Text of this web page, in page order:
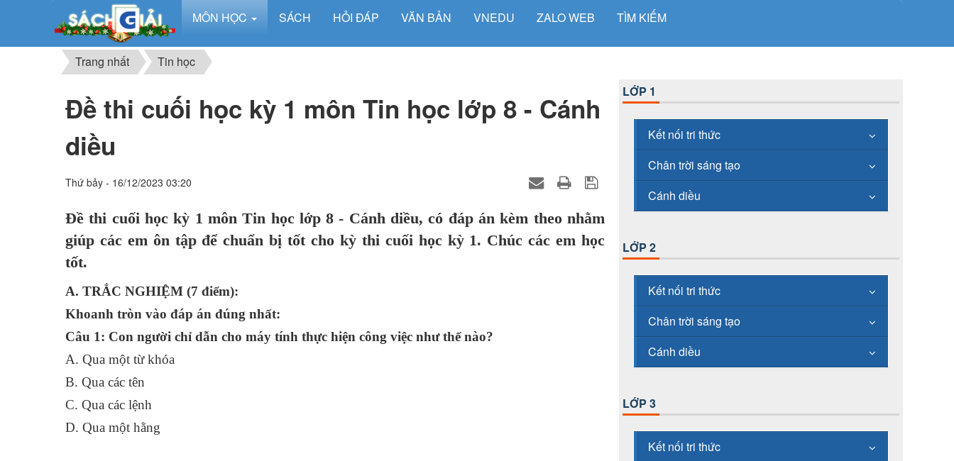
MÔN HỌC SÁCH HỎI ĐÁP VĂN BẢN VNEDU ZALO WEB TÌM KIẾM
Trang nhất Tin học
Đề thi cuối học kỳ 1 môn Tin học lớp 8 - Cánh
diều
Thứ bảy - 16/12/2023 03:20
Đề thi cuối học kỳ 1 môn Tin học lớp 8 - Cánh diều, có đáp án kèm theo nhằm
giúp các em ôn tập để chuẩn bị tốt cho kỳ thi cuối học kỳ 1. Chúc các em học
tốt.
A. TRẮC NGHIỆM (7 điểm):
Khoanh tròn vào đáp án đúng nhất:
Câu 1: Con người chỉ dẫn cho máy tính thực hiện công việc như thế nào?
A. Qua một từ khóa
B. Qua các tên
C. Qua các lệnh
D. Qua một hằng
LỚP 1
Kết nối tri thức
Chân trời sáng tạo
Cánh diều
LỚP 2
Kết nối tri thức
Chân trời sáng tạo
Cánh diều
LỚP 3
Kết nối tri thức